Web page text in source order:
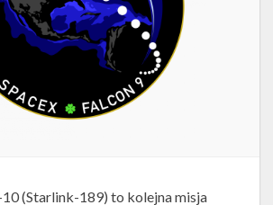
(Starlink-189) to kolejna misja